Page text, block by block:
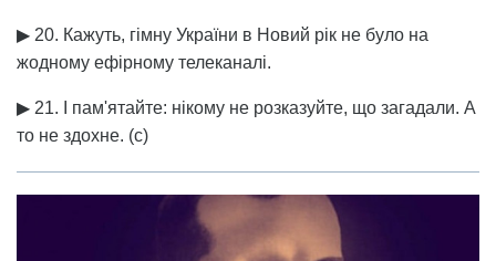
▶ 20. Кажуть, гімну України в Новий рік не було на
жодному ефірному телеканалі.
▶ 21. І пам'ятайте: нікому не розказуйте, що загадали. А
то не здохне. (с)